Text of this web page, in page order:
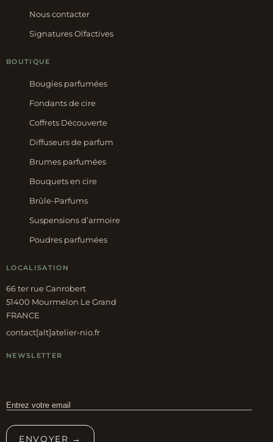
Nous contacter
Signatures Olfactives
BOUTIQUE
Bougies parfumées
Fondants de cire
Coffrets Découverte
Diffuseurs de parfum
Brumes parfumées
Bouquets en cire
Brûle-Parfums
Suspensions d’armoire
Poudres parfumées
LOCALISATION
66 ter rue Canrobert
51400 Mourmelon Le Grand
FRANCE
contact[alt]atelier-nio.fr
NEWSLETTER
ENVOYER →